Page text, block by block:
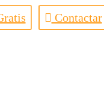
Contactar